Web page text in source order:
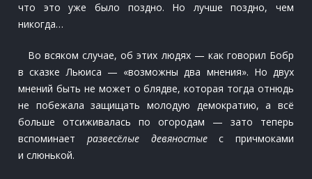
что это уже было поздно. Но лучше поздно, чем
никогда…
Во всяком случае, об этих людях — как говорил Бобр
в сказке Льюиса — «возможны два мнения». Но двух
мнений быть не может о блядве, которая тогда отнюдь
не побежала защищать молодую демократию, а всё
больше отсиживалась по огородам — зато теперь
вспоминает развесёлые девяностыес причмоками
и слюнькой.